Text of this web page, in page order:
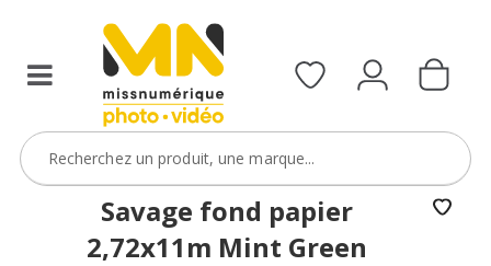
Savage fond papier
2,72x11m Mint Green